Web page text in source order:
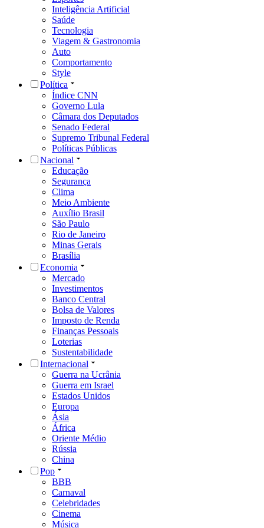
Inteligência Artificial
Saúde
Tecnologia
Viagem & Gastronomia
Auto
Comportamento
Style
Política
Índice CNN
Governo Lula
Câmara dos Deputados
Senado Federal
Supremo Tribunal Federal
Políticas Públicas
Nacional
Educação
Segurança
Clima
Meio Ambiente
Auxílio Brasil
São Paulo
Rio de Janeiro
Minas Gerais
Brasília
Economia
Mercado
Investimentos
Banco Central
Bolsa de Valores
Imposto de Renda
Finanças Pessoais
Loterias
Sustentabilidade
Internacional
Guerra na Ucrânia
Guerra em Israel
Estados Unidos
Europa
Ásia
África
Oriente Médio
Rússia
China
Pop
BBB
Carnaval
Celebridades
Cinema
Música